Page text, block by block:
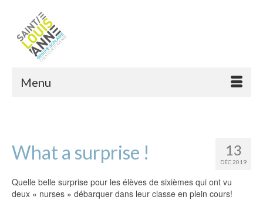
Menu
13
DÉC 2019
What a surprise !
Quelle belle surprise pour les élèves de sixièmes qui ont vu
deux « nurses » débarquer dans leur classe en plein cours!